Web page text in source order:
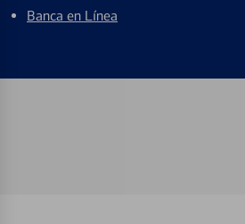
Banca en Línea